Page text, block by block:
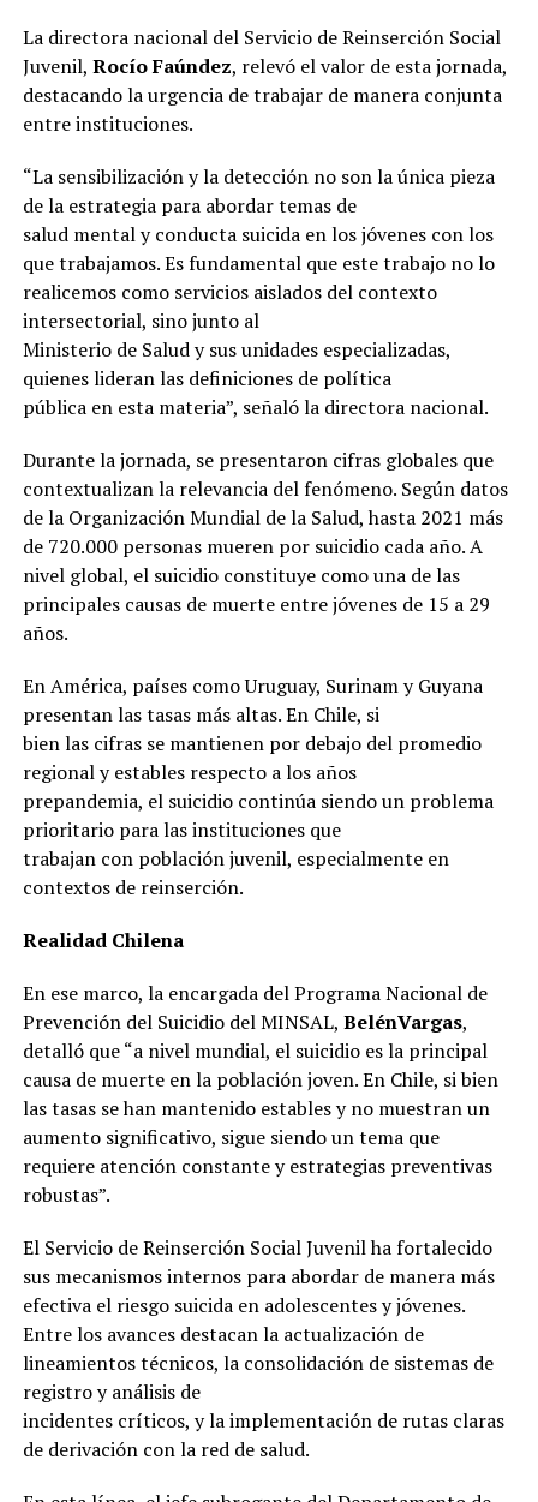
La directora nacional del Servicio de Reinserción Social
Juvenil, Rocío Faúndez, relevó el valor de esta jornada,
destacando la urgencia de trabajar de manera conjunta
entre instituciones.
“La sensibilización y la detección no son la única pieza
de la estrategia para abordar temas de
salud mental y conducta suicida en los jóvenes con los
que trabajamos. Es fundamental que este trabajo no lo
realicemos como servicios aislados del contexto
intersectorial, sino junto al
Ministerio de Salud y sus unidades especializadas,
quienes lideran las definiciones de política
pública en esta materia”, señaló la directora nacional.
Durante la jornada, se presentaron cifras globales que
contextualizan la relevancia del fenómeno. Según datos
de la Organización Mundial de la Salud, hasta 2021 más
de 720.000 personas mueren por suicidio cada año. A
nivel global, el suicidio constituye como una de las
principales causas de muerte entre jóvenes de 15 a 29
años.
En América, países como Uruguay, Surinam y Guyana
presentan las tasas más altas. En Chile, si
bien las cifras se mantienen por debajo del promedio
regional y estables respecto a los años
prepandemia, el suicidio continúa siendo un problema
prioritario para las instituciones que
trabajan con población juvenil, especialmente en
contextos de reinserción.
Realidad Chilena
En ese marco, la encargada del Programa Nacional de
Prevención del Suicidio del MINSAL, BelénVargas,
detalló que “a nivel mundial, el suicidio es la principal
causa de muerte en la población joven. En Chile, si bien
las tasas se han mantenido estables y no muestran un
aumento significativo, sigue siendo un tema que
requiere atención constante y estrategias preventivas
robustas”.
El Servicio de Reinserción Social Juvenil ha fortalecido
sus mecanismos internos para abordar de manera más
efectiva el riesgo suicida en adolescentes y jóvenes.
Entre los avances destacan la actualización de
lineamientos técnicos, la consolidación de sistemas de
registro y análisis de
incidentes críticos, y la implementación de rutas claras
de derivación con la red de salud.